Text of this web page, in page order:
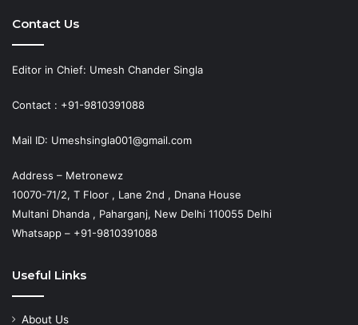
Contact Us
Editor in Chief: Umesh Chander Singla
Contact : +91-9810391088
Mail ID: Umeshsingla001@gmail.com
Address – Metronewz
10070-71/2, T Floor , Lane 2nd , Dnana House
Multani Dhanda , Paharganj, New Delhi 110055 Delhi
Whatsapp – +91-9810391088
Useful Links
About Us